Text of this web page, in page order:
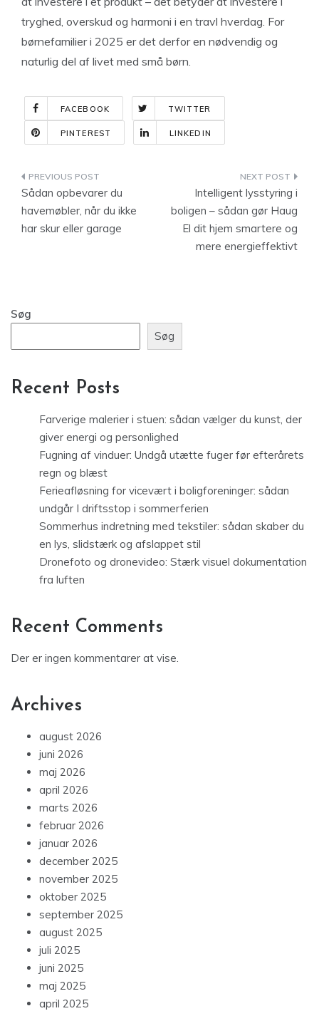
tryghed, overskud og harmoni i en travl hverdag. For
børnefamilier i 2025 er det derfor en nødvendig og
naturlig del af livet med små børn.
FACEBOOK TWITTER
PINTEREST LINKEDIN
Indlægsnavigation
Sådan opbevarer du
havemøbler, når du ikke
har skur eller garage
Intelligent lysstyring i
boligen – sådan gør Haug
El dit hjem smartere og
mere energieffektivt
Søg
Søg
Recent Posts
Farverige malerier i stuen: sådan vælger du kunst, der
giver energi og personlighed
Fugning af vinduer: Undgå utætte fuger før efterårets
regn og blæst
Ferieafløsning for vicevært i boligforeninger: sådan
undgår I driftsstop i sommerferien
Sommerhus indretning med tekstiler: sådan skaber du
en lys, slidstærk og afslappet stil
Dronefoto og dronevideo: Stærk visuel dokumentation
fra luften
Recent Comments
Der er ingen kommentarer at vise.
Archives
august 2026
juni 2026
maj 2026
april 2026
marts 2026
februar 2026
januar 2026
december 2025
november 2025
oktober 2025
september 2025
august 2025
juli 2025
juni 2025
maj 2025
april 2025